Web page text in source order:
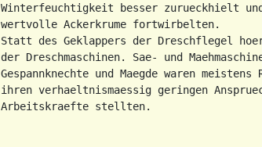
Winterfeuchtigkeit besser zurueckhielt
wertvolle Ackerkrume fortwirbelten.
Statt des Geklappers der Dreschflegel
der Dreschmaschinen. Sae- und
Gespannknechte und Maegde waren
ihren verhaeltnismaessig geringen
Arbeitskraefte stellten.